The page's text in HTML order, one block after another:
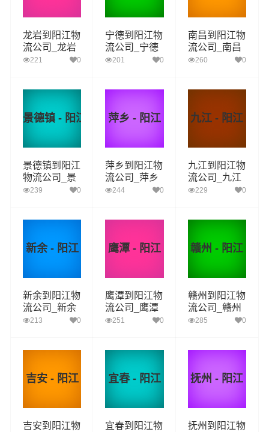
龙岩到阳江物
流公司_龙岩
到阳江货运_
221 0
宁德到阳江物
流公司_宁德
到阳江货运_
201 0
南昌到阳江物
流公司_南昌
到阳江货运_
260 0
景德镇 - 阳江
景德镇到阳江
物流公司_景
德镇到阳江货
239 0
萍乡 - 阳江
萍乡到阳江物
流公司_萍乡
到阳江货运_
244 0
九江 - 阳江
九江到阳江物
流公司_九江
到阳江货运_
229 0
新余 - 阳江
新余到阳江物
流公司_新余
到阳江货运_
213 0
鹰潭 - 阳江
鹰潭到阳江物
流公司_鹰潭
到阳江货运_
251 0
赣州 - 阳江
赣州到阳江物
流公司_赣州
到阳江货运_
285 0
吉安 - 阳江
吉安到阳江物
宜春 - 阳江
宜春到阳江物
抚州 - 阳江
抚州到阳江物